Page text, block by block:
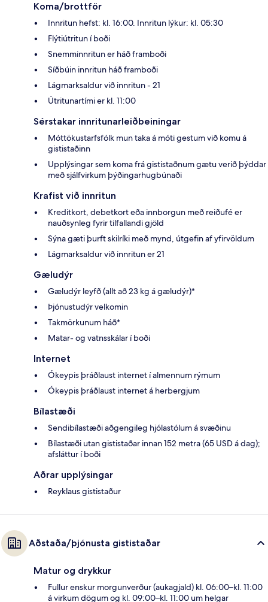
Koma/brottför
Innritun hefst: kl. 16:00. Innritun lýkur: kl. 05:30
Flýtiútritun í boði
Snemminnritun er háð framboði
Síðbúin innritun háð framboði
Lágmarksaldur við innritun - 21
Útritunartími er kl. 11:00
Sérstakar innritunarleiðbeiningar
Móttökustarfsfólk mun taka á móti gestum við komu á
gististaðinn
Upplýsingar sem koma frá gististaðnum gætu verið þýddar
með sjálfvirkum þýðingarhugbúnaði
Krafist við innritun
Kreditkort, debetkort eða innborgun með reiðufé er
nauðsynleg fyrir tilfallandi gjöld
Sýna gæti þurft skilríki með mynd, útgefin af yfirvöldum
Lágmarksaldur við innritun er 21
Gæludýr
Gæludýr leyfð (allt að 23 kg á gæludýr)*
Þjónustudýr velkomin
Takmörkunum háð*
Matar- og vatnsskálar í boði
Internet
Ókeypis þráðlaust internet í almennum rýmum
Ókeypis þráðlaust internet á herbergjum
Bílastæði
Sendibílastæði aðgengileg hjólastólum á svæðinu
Bílastæði utan gististaðar innan 152 metra (65 USD á dag);
afsláttur í boði
Aðrar upplýsingar
Reyklaus gististaður
Aðstaða/þjónusta gististaðar
Matur og drykkur
Fullur enskur morgunverður (aukagjald) kl. 06:00–kl. 11:00
á virkum dögum og kl. 09:00–kl. 11:00 um helgar